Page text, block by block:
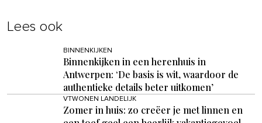
Lees ook
BINNENKIJKEN
Binnenkijken in een herenhuis in
Antwerpen: ‘De basis is wit, waardoor de
authentieke details beter uitkomen’
VTWONEN LANDELIJK
Zomer in huis: zo creëer je met linnen en